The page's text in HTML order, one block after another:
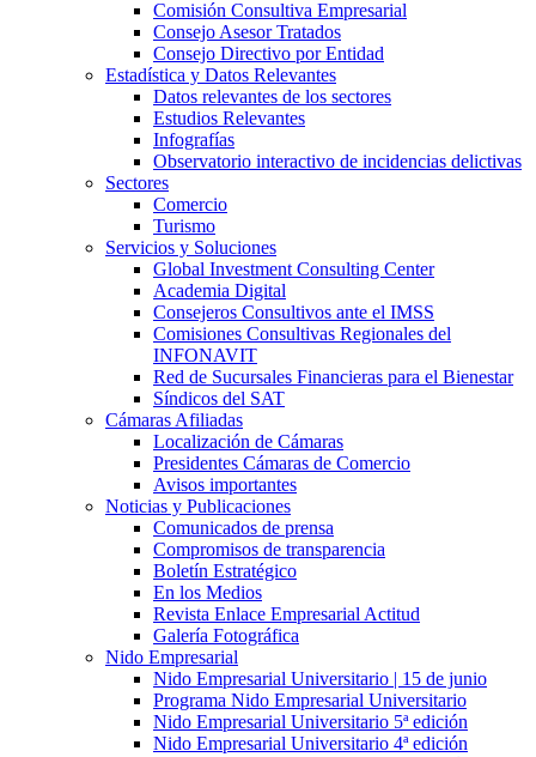
Comisión Consultiva Empresarial
Consejo Asesor Tratados
Consejo Directivo por Entidad
Estadística y Datos Relevantes
Datos relevantes de los sectores
Estudios Relevantes
Infografías
Observatorio interactivo de incidencias delictivas
Sectores
Comercio
Turismo
Servicios y Soluciones
Global Investment Consulting Center
Academia Digital
Consejeros Consultivos ante el IMSS
Comisiones Consultivas Regionales del
INFONAVIT
Red de Sucursales Financieras para el Bienestar
Síndicos del SAT
Cámaras Afiliadas
Localización de Cámaras
Presidentes Cámaras de Comercio
Avisos importantes
Noticias y Publicaciones
Comunicados de prensa
Compromisos de transparencia
Boletín Estratégico
En los Medios
Revista Enlace Empresarial Actitud
Galería Fotográfica
Nido Empresarial
Nido Empresarial Universitario | 15 de junio
Programa Nido Empresarial Universitario
Nido Empresarial Universitario 5ª edición
Nido Empresarial Universitario 4ª edición